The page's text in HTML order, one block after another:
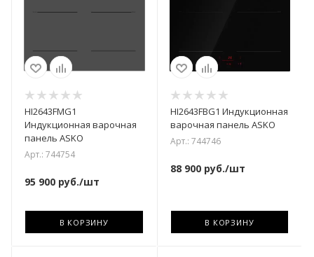
HI2643FMG1
Индукционная варочная
панель ASKO
Арт.: 744754
95 900 руб./шт
В КОРЗИНУ
HI2643FBG1 Индукционная
варочная панель ASKO
Арт.: 744746
88 900руб./шт
В КОРЗИНУ